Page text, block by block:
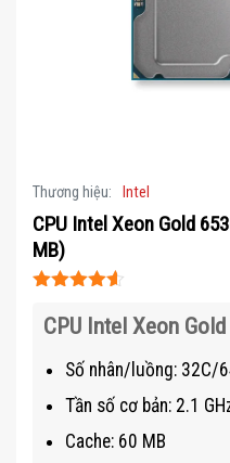
Thương hiệu: Intel
CPU Intel Xeon Gold
MB)
hạng 4.55
sao
CPU Intel Xeon Gold
Số nhân/luồng: 32C/
Tần số cơ bản: 2.1
Cache: 60 MB